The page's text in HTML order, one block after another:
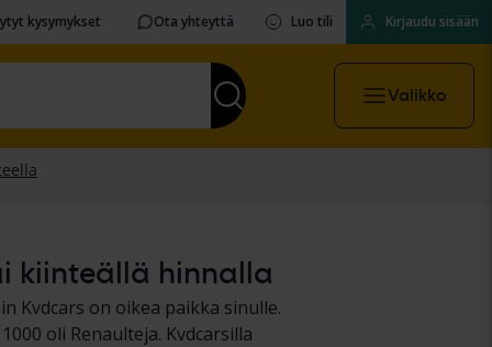
kysymykset Ota yhteyttä Luo tili Kirjaudu sisään
Valikko
kiinteällä hinnalla
Kvdcars on oikea paikka sinulle.
oli Renaulteja. Kvdcarsilla